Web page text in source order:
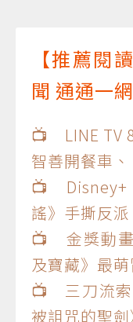
【推薦閱
聞 通通一
📺 LINE TV
智善開餐車
📺 Disney+
謠》手撕反
📺 金獎動
及寶藏》最
📺 三刀流索
被詛咒的聖